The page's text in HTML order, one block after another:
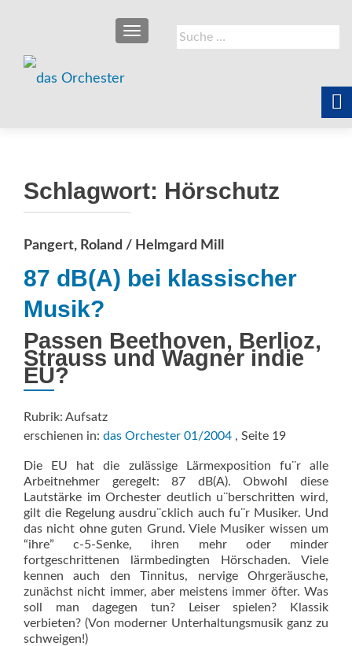
Suche
nach:
SCHALTE NAVIGATION
Schlagwort: Hörschutz
Pangert, Roland / Helmgard Mill
87 dB(A) bei klassischer
Musik?
Passen Beethoven, Berlioz,
Strauss und Wagner indie
EU?
Rubrik: Aufsatz
erschienen in: das Orchester 01/2004 , Seite 19
Die EU hat die zulässige Lärmexposition fu¨r alle
Arbeitnehmer geregelt: 87 dB(A). Obwohl diese
Lautstärke im Orchester deutlich u¨berschritten wird,
gilt die Regelung ausdru¨cklich auch fu¨r Musiker. Und
das nicht ohne guten Grund. Viele Musiker wissen um
“ihre” c-5-Senke, ihren mehr oder minder
fortgeschrittenen lärmbedingten Hörschaden. Viele
kennen auch den Tinnitus, nervige Ohrgeräusche,
zunächst nicht immer, aber meistens immer öfter. Was
soll man dagegen tun? Leiser spielen? Klassik
verbieten? (Von moderner Unterhaltungsmusik ganz zu
schweigen!)